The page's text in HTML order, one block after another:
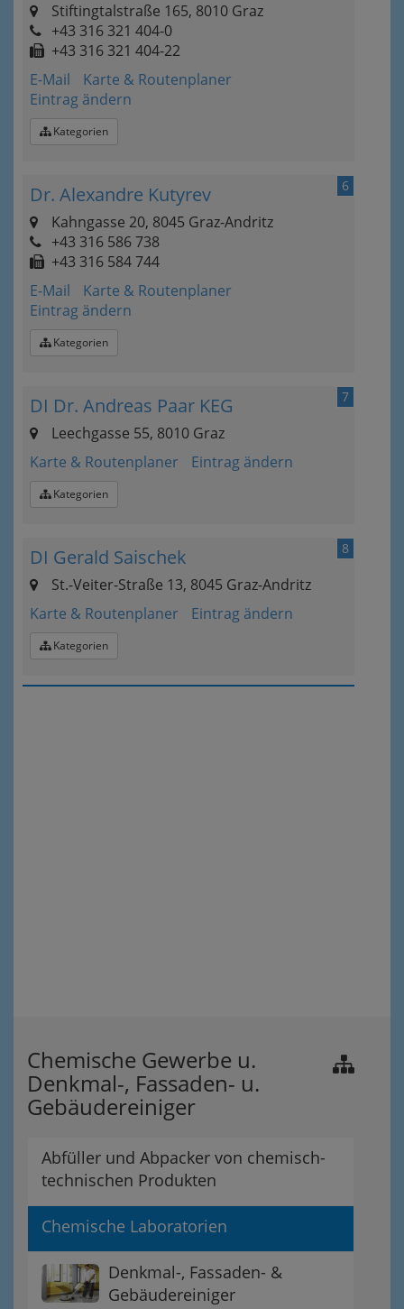
Stiftingtalstraße 165, 8010 Graz
+43 316 321 404-0
+43 316 321 404-22
E-Mail
Karte & Routenplaner
Eintrag ändern
Kategorien
6
Dr. Alexandre Kutyrev
Kahngasse 20, 8045 Graz-Andritz
+43 316 586 738
+43 316 584 744
E-Mail
Karte & Routenplaner
Eintrag ändern
Kategorien
7
DI Dr. Andreas Paar KEG
Leechgasse 55, 8010 Graz
Karte & Routenplaner
Eintrag ändern
Kategorien
8
DI Gerald Saischek
St.-Veiter-Straße 13, 8045 Graz-Andritz
Karte & Routenplaner
Eintrag ändern
Kategorien
Chemische Gewerbe u.
Denkmal-, Fassaden- u.
Gebäudereiniger
Abfüller und Abpacker von chemisch-
technischen Produkten
Chemische Laboratorien
Denkmal-, Fassaden- &
Gebäudereiniger